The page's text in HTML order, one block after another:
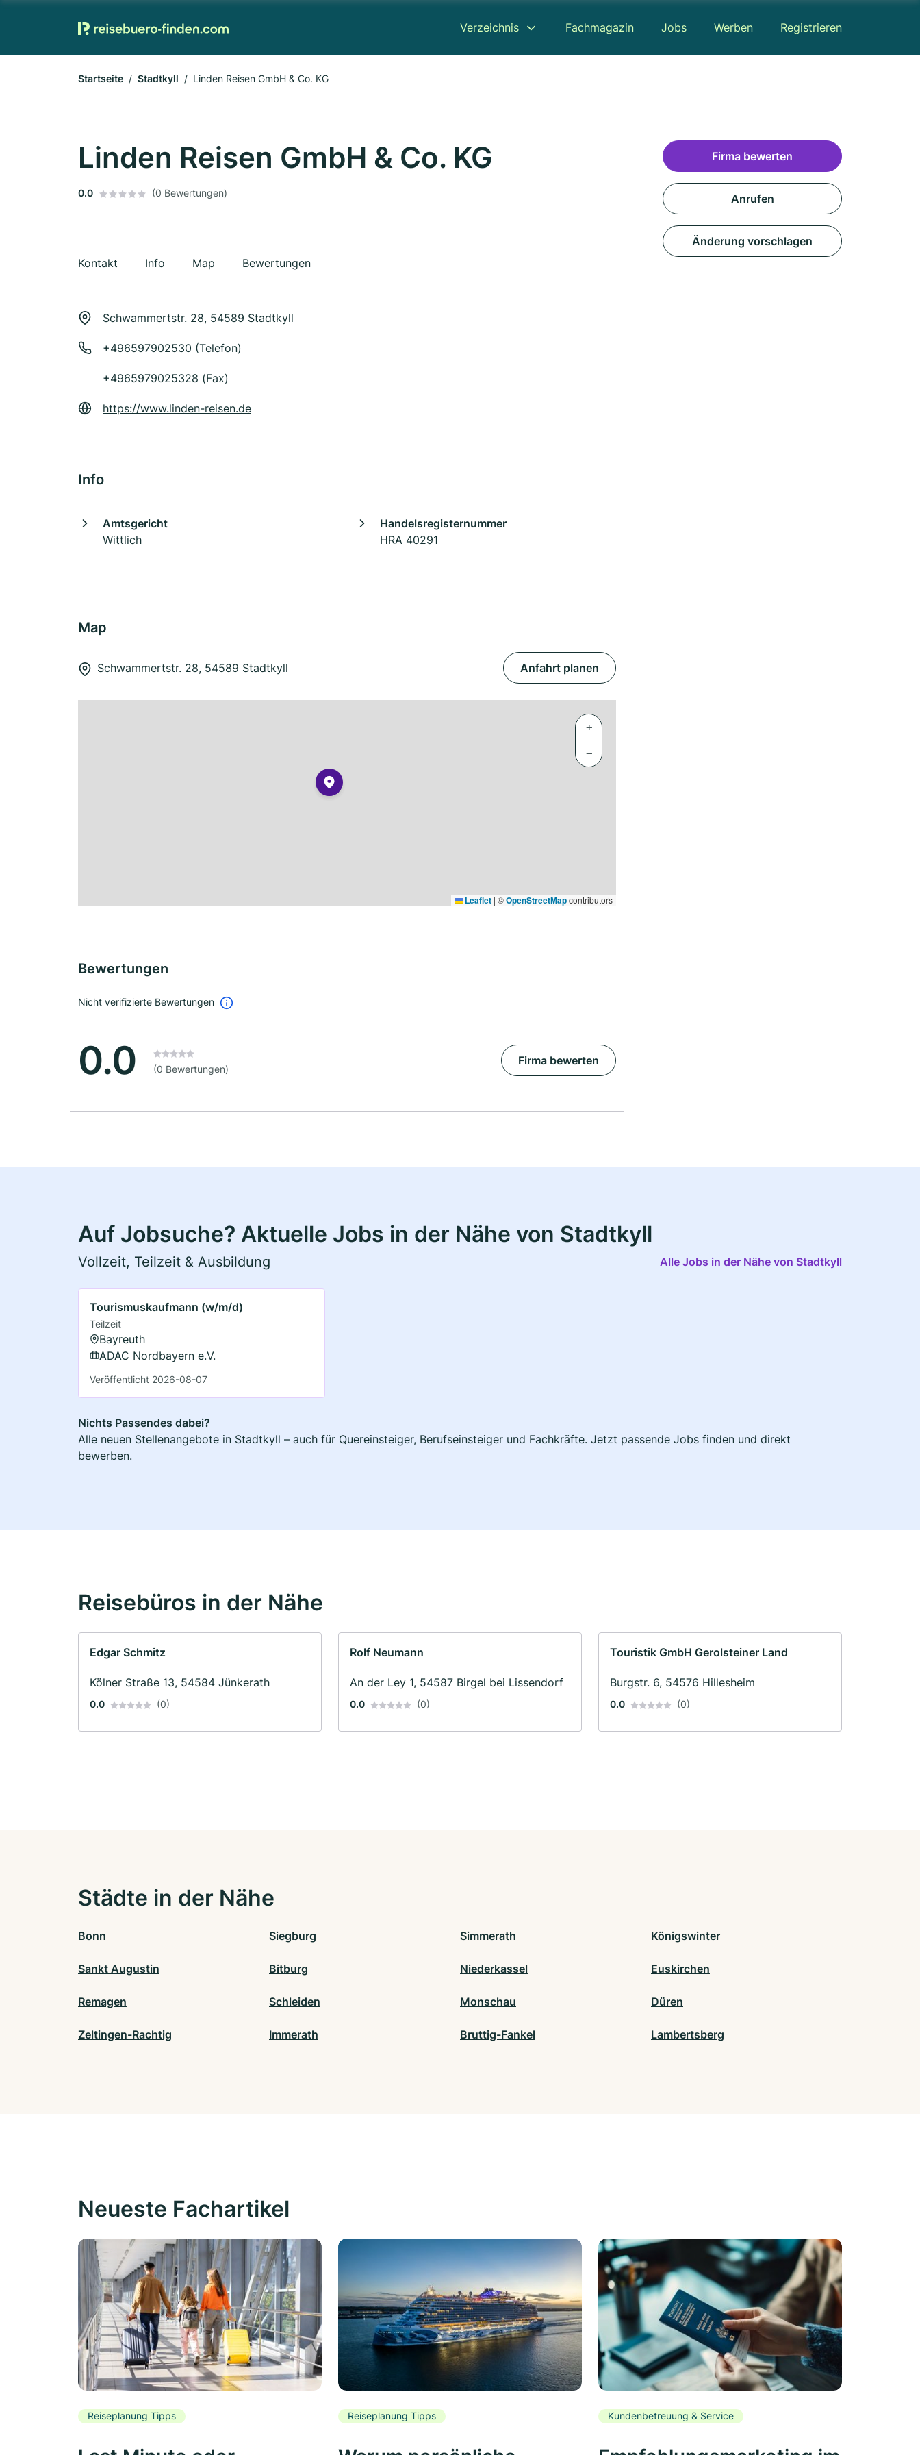
Verzeichnis Fachmagazin Jobs Werben Registrieren
Startseite Stadtkyll Linden Reisen GmbH & Co. KG
Linden Reisen GmbH & Co. KG
0.0 (0 Bewertungen)
Kontakt Info Map Bewertungen
Schwammertstr. 28, 54589 Stadtkyll
+496597902530 (Telefon)
+4965979025328 (Fax)
https://www.linden-reisen.de
Info
Amtsgericht
Wittlich
Handelsregisternummer
HRA 40291
Map
Schwammertstr. 28, 54589 Stadtkyll Anfahrt planen
+
−
Leaflet | ©OpenStreetMapcontributors
Bewertungen
Nicht verifizierte Bewertungen
0.0 (0 Bewertungen)
Firma bewerten
Firma bewerten
Anrufen
Änderung vorschlagen
Auf Jobsuche? Aktuelle Jobs in der Nähe von Stadtkyll
Vollzeit, Teilzeit & Ausbildung Alle Jobs in der Nähe von Stadtkyll
Tourismuskaufmann (w/m/d)
Teilzeit
Bayreuth
ADAC Nordbayern e.V.
Veröffentlicht 2026-08-07
Nichts Passendes dabei?
Alle neuen Stellenangebote in Stadtkyll – auch für Quereinsteiger, Berufseinsteiger und Fachkräfte. Jetzt passende Jobs finden und direkt
bewerben.
Reisebüros in der Nähe
Edgar Schmitz
Kölner Straße 13, 54584 Jünkerath
0.0 (0)
Rolf Neumann
An der Ley 1, 54587 Birgel bei Lissendorf
0.0 (0)
Touristik GmbH Gerolsteiner Land
Burgstr. 6, 54576 Hillesheim
0.0 (0)
Städte in der Nähe
Bonn Siegburg Simmerath Königswinter
Sankt Augustin Bitburg Niederkassel Euskirchen
Remagen Schleiden Monschau Düren
Zeltingen-Rachtig Immerath Bruttig-Fankel Lambertsberg
Neueste Fachartikel
Reiseplanung Tipps Reiseplanung Tipps Kundenbetreuung & Service